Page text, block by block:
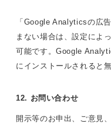
「Google Analyticsの広
まない場合は、設定によ
可能です。Google
にインストールされると
12. お問い合わせ
開示等のお申出、ご意見